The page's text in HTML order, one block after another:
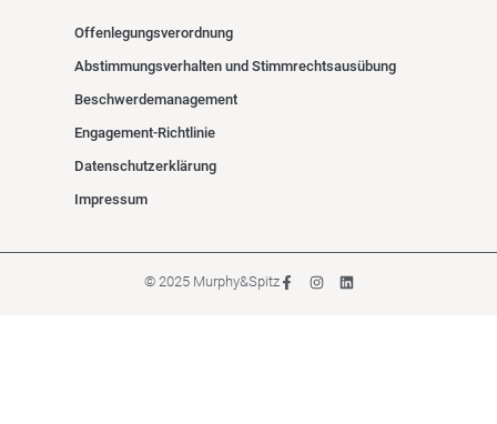
Offenlegungsverordnung
Abstimmungsverhalten und Stimmrechtsausübung
Beschwerdemanagement
Engagement-Richtlinie
Datenschutzerklärung
Impressum
© 2025 Murphy&Spitz